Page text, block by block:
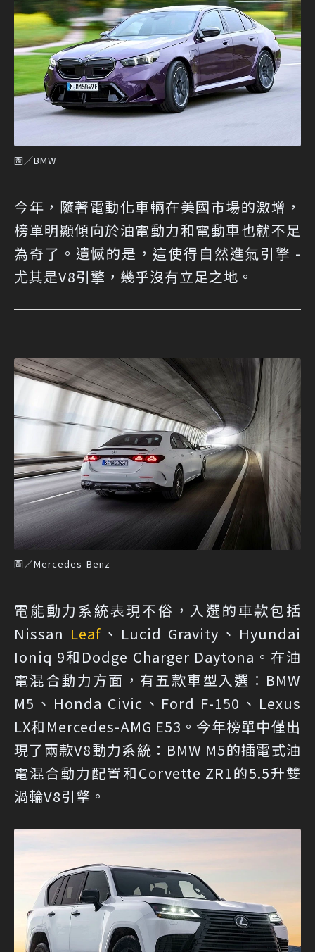
圖／BMW
今年，隨著電動化車輛在美國市場的激增，
榜單明顯傾向於油電動力和電動車也就不足
為奇了。遺憾的是，這使得自然進氣引擎 -
尤其是V8引擎，幾乎沒有立足之地。
圖／Mercedes-Benz
電能動力系統表現不俗，入選的車款包括
Nissan Leaf 、Lucid Gravity、Hyundai
Ioniq 9和Dodge Charger Daytona。在油
電混合動力方面，有五款車型入選：BMW
M5、Honda Civic、Ford F-150、Lexus
LX和Mercedes-AMG E53。今年榜單中僅出
現了兩款V8動力系統：BMW M5的插電式油
電混合動力配置和Corvette ZR1的5.5升雙
渦輪V8引擎。